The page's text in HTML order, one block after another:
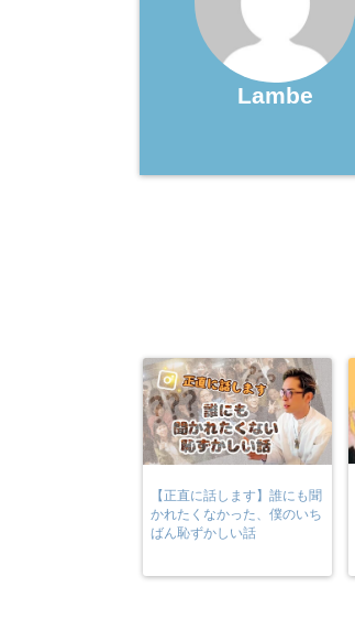
Lambe
【正直に話します】誰にも聞
かれたくなかった、僕のいち
ばん恥ずかしい話